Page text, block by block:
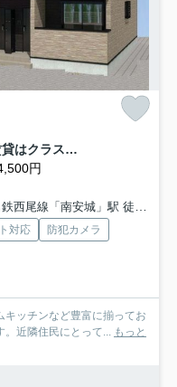
アイリス横山Ｂ 刈谷市近郊の賃貸はクラスホーム刈谷店
円
西尾線「南安城」駅 徒歩29分
対応
防犯カメラ
ッチンなど豊富に揃ってお
。近隣住民にとって... もっと